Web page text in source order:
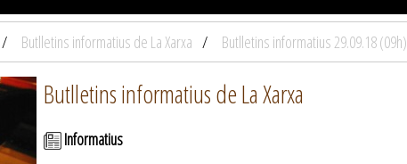
Butlletins informatius de La Xarxa Butlletins informatius 29.09.18 (09h)
Butlletins informatius de La Xarxa
Informatius